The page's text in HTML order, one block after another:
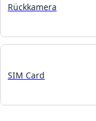
Rückkamera
SIM Card